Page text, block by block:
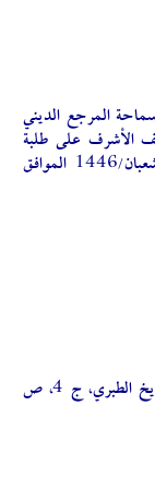
المرجع الديني
الأشرف على طلبة
البحث الخارج والحوزة العلمية يوم الأربعاء 20/شعبان/1446 الموافق
- الكامل لابن الأثير، ج 3، ص 63، وتاريخ الطبري، ج 4، ص